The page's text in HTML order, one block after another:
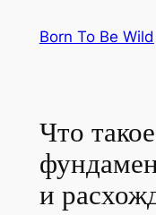
Born To Be Wild
Что
и